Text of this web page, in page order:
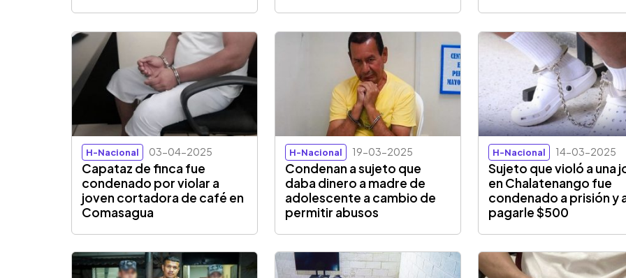
H-Nacional 03-04-2025
Capataz de finca fue
condenado por violar a
joven cortadora de café en
Comasagua
H-Nacional 19-03-2025
Condenan a sujeto que
daba dinero a madre de
adolescente a cambio de
permitir abusos
H-Nacional 14-03-2025
Sujeto que violó a una
en Chalatenango fue
condenado a prisión y
pagarle $500